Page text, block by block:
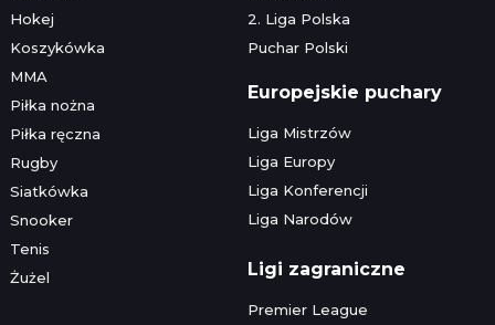
Hokej
Koszykówka
MMA
Piłka nożna
Piłka ręczna
Rugby
Siatkówka
Snooker
Tenis
Żużel
2. Liga Polska
Puchar Polski
Europejskie puchary
Liga Mistrzów
Liga Europy
Liga Konferencji
Liga Narodów
Ligi zagraniczne
Premier League